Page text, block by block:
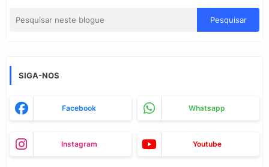
SIGA-NOS
Facebook Whatsapp
Instagram Youtube